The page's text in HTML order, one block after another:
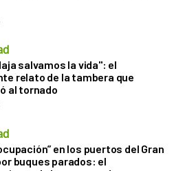
salvamos la vida": el
relato de la tambera que
al tornado
en los puertos del Gran
buques parados: el